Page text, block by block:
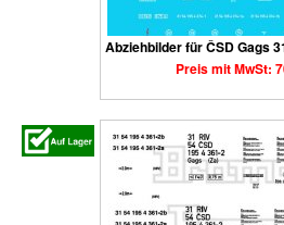
Abziehbilder für ČSD Gags
Preis mit MwSt: